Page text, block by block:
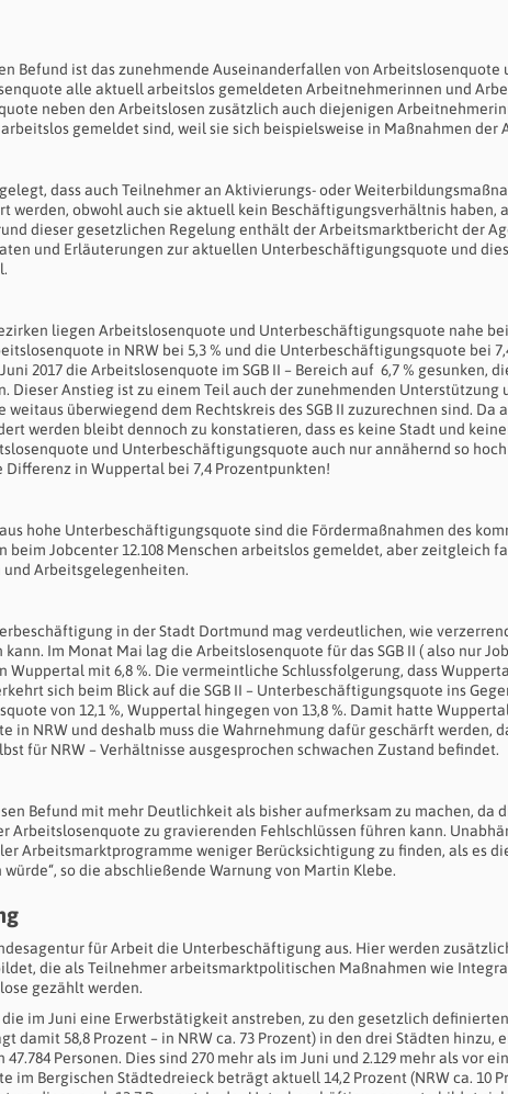
Befund ist das zunehmende Auseinanderfallen von
alle aktuell arbeitslos gemeldeten Arbeitnehmerinnen und
neben den Arbeitslosen zusätzlich auch diejenigen
gemeldet sind, weil sie sich beispielsweise in Maßnahmen der
dass auch Teilnehmer an Aktivierungs- oder
werden, obwohl auch sie aktuell kein Beschäftigungsverhältnis
dieser gesetzlichen Regelung enthält der Arbeitsmarktbericht der
und Erläuterungen zur aktuellen Unterbeschäftigungsquote und
liegen Arbeitslosenquote und Unterbeschäftigungsquote nahe
in NRW bei 5,3 % und die Unterbeschäftigungsquote bei
2017 die Arbeitslosenquote im SGB II – Bereich auf 6,7 % gesunken,
Dieser Anstieg ist zu einem Teil auch der zunehmenden
weitaus überwiegend dem Rechtskreis des SGB II zuzurechnen sind.
werden bleibt dennoch zu konstatieren, dass es keine Stadt und
und Unterbeschäftigungsquote auch nur annähernd so
in Wuppertal bei 7,4 Prozentpunkten!
hohe Unterbeschäftigungsquote sind die Fördermaßnahmen des
beim Jobcenter 12.108 Menschen arbeitslos gemeldet, aber zeitgleich
Arbeitsgelegenheiten.
in der Stadt Dortmund mag verdeutlichen, wie
Im Monat Mai lag die Arbeitslosenquote für das SGB II ( also nur
Wuppertal mit 6,8 %. Die vermeintliche Schlussfolgerung, dass
sich beim Blick auf die SGB II – Unterbeschäftigungsquote ins
von 12,1 %, Wuppertal hingegen von 13,8 %. Damit hatte
in NRW und deshalb muss die Wahrnehmung dafür geschärft werden,
für NRW – Verhältnisse ausgesprochen schwachen Zustand befindet.
Befund mit mehr Deutlichkeit als bisher aufmerksam zu machen, da
Arbeitslosenquote zu gravierenden Fehlschlüssen führen kann.
Arbeitsmarktprogramme weniger Berücksichtigung zu finden, als es
so die abschließende Warnung von Martin Klebe.
für Arbeit die Unterbeschäftigung aus. Hier werden
die als Teilnehmer arbeitsmarktpolitischen Maßnahmen wie
gezählt werden.
im Juni eine Erwerbstätigkeit anstreben, zu den gesetzlich
damit 58,8 Prozent – in NRW ca. 73 Prozent) in den drei Städten hinzu,
Personen. Dies sind 270 mehr als im Juni und 2.129 mehr als vor
im Bergischen Städtedreieck beträgt aktuell 14,2 Prozent (NRW ca. 10